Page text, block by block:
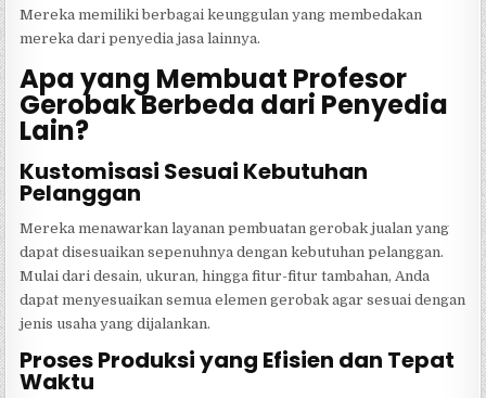
Mereka memiliki berbagai keunggulan yang membedakan
mereka dari penyedia jasa lainnya.
Apa yang Membuat Profesor
Gerobak Berbeda dari Penyedia
Lain?
Kustomisasi Sesuai Kebutuhan
Pelanggan
Mereka menawarkan layanan pembuatan gerobak jualan yang
dapat disesuaikan sepenuhnya dengan kebutuhan pelanggan.
Mulai dari desain, ukuran, hingga fitur-fitur tambahan, Anda
dapat menyesuaikan semua elemen gerobak agar sesuai dengan
jenis usaha yang dijalankan.
Proses Produksi yang Efisien dan Tepat
Waktu